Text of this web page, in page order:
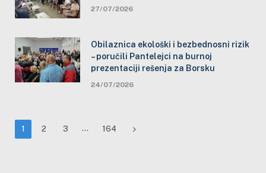
27/07/2026
Obilaznica ekološki i bezbednosni rizik
– poručili Pantelejci na burnoj
prezentaciji rešenja za Borsku
24/07/2026
1 2 3 … 164 Next